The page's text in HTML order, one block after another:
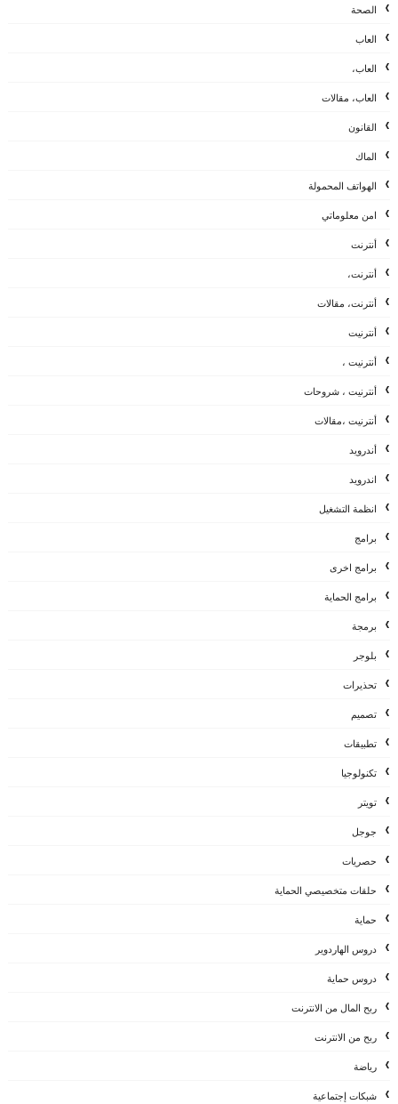
الصحة
العاب
العاب،
العاب، مقالات
القانون
الماك
الهواتف المحمولة
امن معلوماتي
أنترنت
أنترنت،
أنترنت، مقالات
أنترنيت
أنترنيت ،
أنترنيت ، شروحات
أنترنيت ،مقالات
أندرويد
اندرويد
انظمة التشغيل
برامج
برامج اخرى
برامج الحماية
برمجة
بلوجر
تحذيرات
تصميم
تطبيقات
تكنولوجيا
تويتر
جوجل
حصريات
حلقات متخصيصي الحماية
حماية
دروس الهاردوير
دروس حماية
ربح المال من الانترنت
ربح من الانترنت
رياضة
شبكات إجتماعية